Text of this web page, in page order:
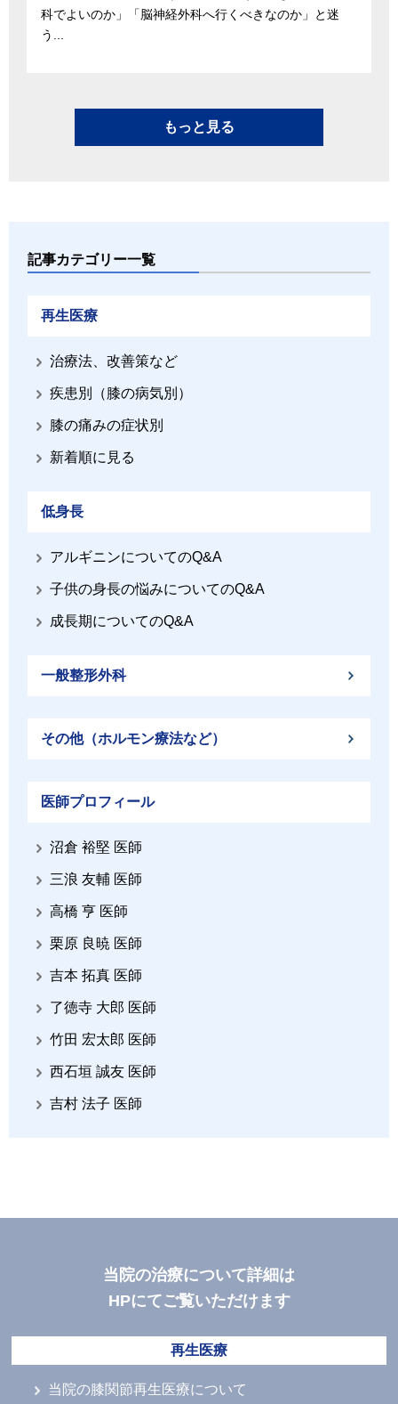
科でよいのか」「脳神経外科へ行くべきなのか」と迷
う...
もっと見る
記事カテゴリー一覧
再生医療
治療法、改善策など
疾患別（膝の病気別）
膝の痛みの症状別
新着順に見る
低身長
アルギニンについてのQ&A
子供の身長の悩みについてのQ&A
成長期についてのQ&A
一般整形外科
その他（ホルモン療法など）
医師プロフィール
沼倉 裕堅 医師
三浪 友輔 医師
高橋 亨 医師
栗原 良暁 医師
吉本 拓真 医師
了徳寺 大郎 医師
竹田 宏太郎 医師
西石垣 誠友 医師
吉村 法子 医師
当院の治療について詳細は
HPにてご覧いただけます
再生医療
当院の膝関節再生医療について